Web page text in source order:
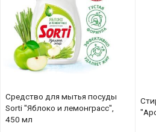
Средство для мытья посуды
Sorti "Яблоко и лемонграсс",
450 мл